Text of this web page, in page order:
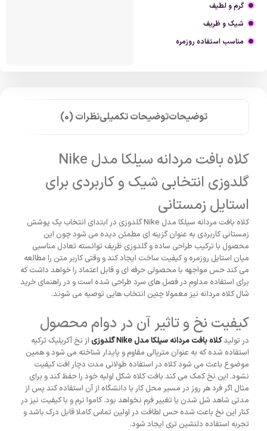
گرم و لطیف
شیک و ظریف
مناسب استفاده روزمره
توضیحاتتوضیحات تکمیلینظرات (0)
کلاه بافت مردانه سیلکا مدل Nike
گلدوزی انتخابی شیک و کاربردی برای
استایل زمستانی
کلاه بافت مردانه سیلکا مدل Nike گلدوزی در ابتدای انتخاب یک پوشش
زمستانی کاربردی به عنوان گزینه ای مطمئن دیده می شود چون این
محصول با ترکیب طراحی ساده و گلدوزی ظریف توانسته تعادل مناسبی
میان استایل روزمره و کیفیت ساخت ایجاد کند و وقتی کاربر متن را مطالعه
می کند حس مواجهه با محصولی حرفه ای و قابل اعتماد را خواهد داشت که
برای استفاده مداوم در فصل های سرد طراحی شده است و در راهنمای خرید
شال کلاه مردانه نیز معمولا چنین انتخاب هایی توصیه می شوند.
کیفیت نخ و تاثیر آن در دوام محصول
در تولیدکلاه بافت مردانه سیلکا مدل Nike گلدوزی
از نخ آکریلیک ترکیه
استفاده شده که به عنوان متریالی مقاوم و پایدار شناخته می شود و همین
موضوع باعث می شود کلاه در استفاده طولانی مدت دچار افت کیفیت
نشود. این نخ کمک می کند بافت کلاه شکل اولیه خود را حفظ کند و برای
مثال اگر فرد هر روز در مسیر محل کار یا دانشگاه از آن استفاده کند پس از
مدتی شاهد شل شدن یا تغییر فرم نخواهد بود. کاموا نرم و با کیفیت نیز در
کنار این نخ باعث شده حس لطافت در اولین تماس کاملا قابل درک باشد و
تجربه استفاده دلنشین تری ایجاد شود.